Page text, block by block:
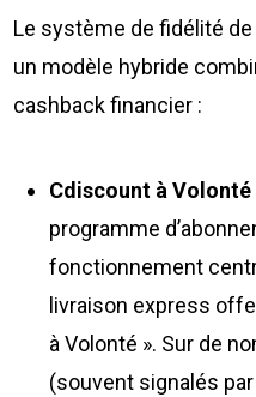
Le système de fidélité
un modèle hybride
cashback financier :
Cdiscount à Volonté
programme
fonctionnement
livraison express
à Volonté ». Sur de
(souvent signalés